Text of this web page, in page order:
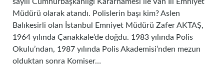
Müdürü olarak atandı. Polislerin başı kim? Aslen
Balıkesirli olan İstanbul Emniyet Müdürü Zafer AKTAŞ,
1964 yılında Çanakkale’de doğdu. 1983 yılında Polis
Okulu’ndan, 1987 yılında Polis Akademisi’nden mezun
olduktan sonra Komiser…